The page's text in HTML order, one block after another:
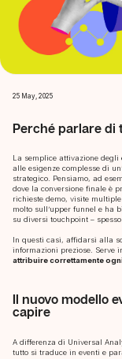
25 May, 2025
Perché parlare di
La semplice attivazione degli
alle esigenze complesse di
strategico. Pensiamo, ad
dove la conversione finale è
richieste demo, visite
molto sull’upper funnel e ha
su diversi touchpoint –
In questi casi, affidarsi alla
informazioni preziose. Serve
attribuire correttamente
Il nuovo modello
capire
A differenza di Universal
tutto si traduce in eventi e